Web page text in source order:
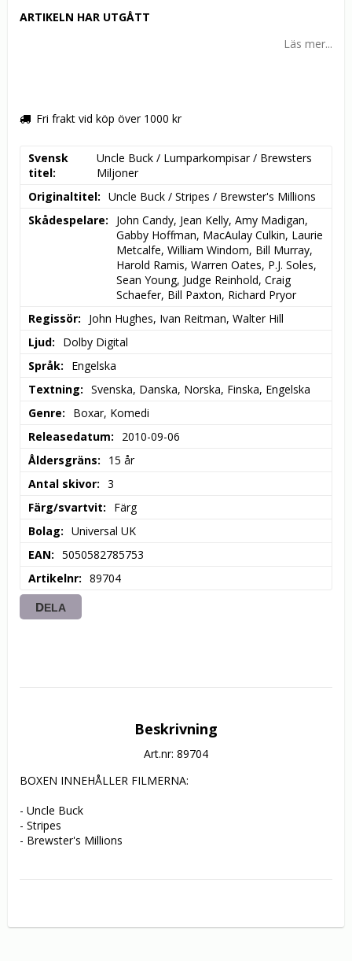
ARTIKELN HAR UTGÅTT
Läs mer...
Fri frakt vid köp över 1000 kr
Svensk
titel
Uncle Buck / Lumparkompisar / Brewsters
Miljoner
Originaltitel
Uncle Buck / Stripes / Brewster's Millions
Skådespelare
John Candy, Jean Kelly, Amy Madigan,
Gabby Hoffman, MacAulay Culkin, Laurie
Metcalfe, William Windom, Bill Murray,
Harold Ramis, Warren Oates, P.J. Soles,
Sean Young, Judge Reinhold, Craig
Schaefer, Bill Paxton, Richard Pryor
Regissör
John Hughes, Ivan Reitman, Walter Hill
Ljud
Dolby Digital
Språk
Engelska
Textning
Svenska, Danska, Norska, Finska, Engelska
Genre
Boxar, Komedi
Releasedatum
2010-09-06
Åldersgräns
15 år
Antal skivor
3
Färg/svartvit
Färg
Bolag
Universal UK
EAN
5050582785753
Artikelnr
89704
DELA
Beskrivning
Art.nr: 89704
BOXEN INNEHÅLLER FILMERNA:
- Uncle Buck
- Stripes
- Brewster's Millions